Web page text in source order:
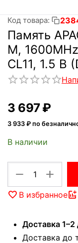
Код товара:
Память
M,
CL11, 1.5 В
3 697₽
3 933 ₽ по
В наличии
+
−
В избранное
Доставка 1–2
Доставка до